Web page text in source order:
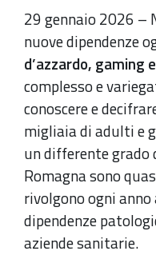
29 gennaio 2026 –
nuove dipendenze
d’azzardo, gaming
complesso e
conoscere e
migliaia di adulti e
un differente
Romagna sono
rivolgono ogni
dipendenze
aziende sanitarie.